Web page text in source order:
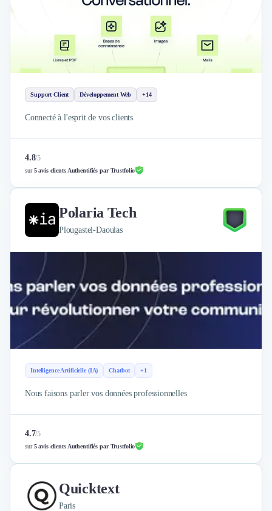
Nettoyage & Ménage
Clubs & Réseaux Professionnels
Espaces de Coworking
Support Client Développement Web +14
Connecté à l'esprit de vos clients
4.8/5
sur5 avis clients Authentifiés par Trustfolio
Polaria Tech
Plougastel-Daoulas
Intelligence Artificielle (IA) Chatbot +1
Nous faisons parler vos données professionnelles
4.7/5
sur5 avis clients Authentifiés par Trustfolio
Quicktext
Paris